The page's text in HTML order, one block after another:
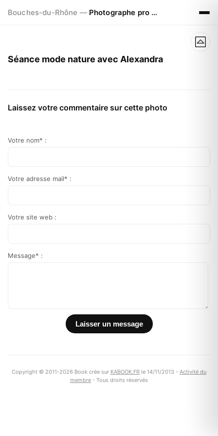
Bouches-du-Rhône — Photographe pro à Marseille - Aix - Avignon
Séance mode nature avec Alexandra
Laissez votre commentaire sur cette photo
Votre nom* :
Votre adresse mail* :
Votre site web :
Message* :
Copyright © 2011-2026 Book crée sur KABOOK.FR le 14/11/2013 - Activité du
membre - Tous droits réservés